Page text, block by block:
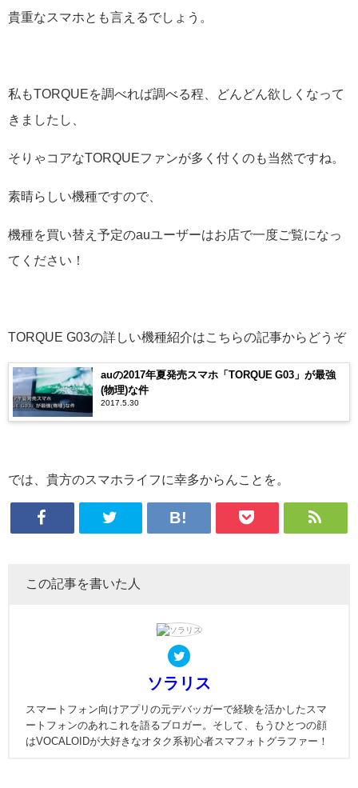
貴重なスマホとも言えるでしょう。
私もTORQUEを調べれば調べる程、どんどん欲しくなって
きましたし、
そりゃコアなTORQUEファンが多く付くのも当然ですね。
素晴らしい機種ですので、
機種を買い替え予定のauユーザーはお店で一度ご覧になっ
てください！
TORQUE G03の詳しい機種紹介はこちらの記事からどうぞ
auの2017年夏発売スマホ「TORQUE G03」が最強
(物理)な件
2017.5.30
では、貴方のスマホライフに幸多からんことを。
この記事を書いた人
ソラリス
スマートフォン向けアプリの元デバッガーで経験を活かしたスマ
ートフォンのあれこれを語るブロガー。そして、もうひとつの顔
はVOCALOIDが大好きなオタク系初心者スマフォトグラファー！